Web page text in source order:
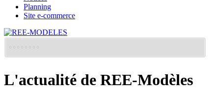
Planning
Site e-commerce
L'actualité de REE-Modèles